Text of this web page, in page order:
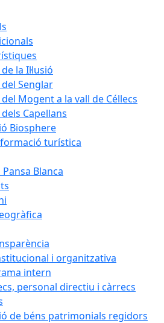
la Il·lusió
del Senglar
Mogent a la vall de Céllecs
Capellans
Biosphere
turística
Blanca
i organitzativa
intern
personal directiu i càrrecs
de béns patrimonials regidors